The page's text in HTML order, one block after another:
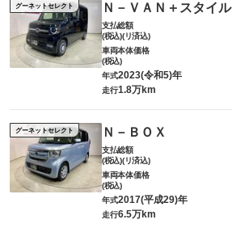
グーネットセレクト Ｎ－ＶＡＮ＋スタイル
支払総額
(税込)(リ済込)
車両本体価格
(税込)
年式2023(令和5)年
走行1.8万km
グーネットセレクト Ｎ－ＢＯＸ
支払総額
(税込)(リ済込)
車両本体価格
(税込)
年式2017(平成29)年
走行6.5万km